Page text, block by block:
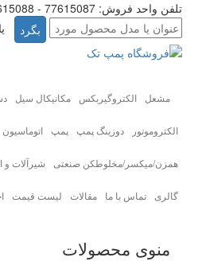
تلفن واحد فروش: 77615087 - 77615088
یا
مشعل الکتروگیربکس مکانیکال سیل
الکتروموتور دوزینگ پمپ پمپ اتوماسیون
همزن/میکسر/مخلوطکن صنعتی شیرآلات و
گالری تماس با ما مقالات لیست قیمت
منوی محصولات